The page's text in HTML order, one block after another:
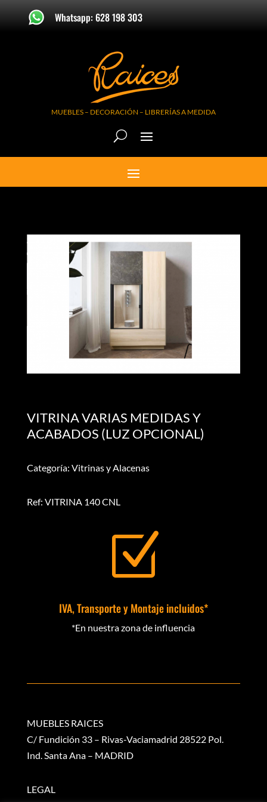
Whatsapp: 628 198 303
MUEBLES – DECORACIÓN – LIBRERÍAS A MEDIDA
VITRINA VARIAS MEDIDAS Y
ACABADOS (LUZ OPCIONAL)
Categoría: Vitrinas y Alacenas
Ref: VITRINA 140 CNL
Z
IVA, Transporte y Montaje incluidos*
*En nuestra zona de influencia
MUEBLES RAICES
C/ Fundición 33 – Rivas-Vaciamadrid 28522 Pol.
Ind. Santa Ana – MADRID
LEGAL